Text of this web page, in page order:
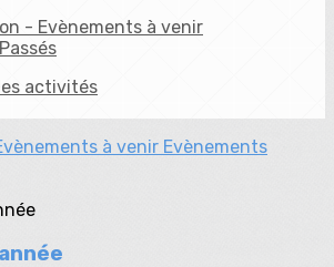
- Evènements à venir
activités
à venir Evènements